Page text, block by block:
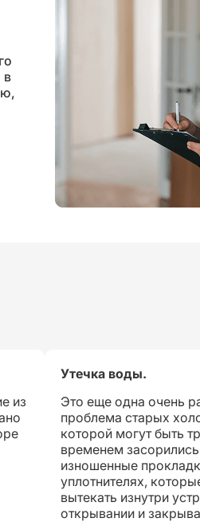
в
из
Утечка воды.
Это еще одна очень
проблема старых
которой могут быть
временем
изношенные
уплотнителях,
вытекать изнутри
открывании и